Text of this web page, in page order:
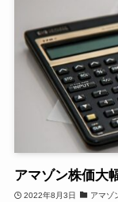
アマゾン株価大
2022年8月3日 アマゾ